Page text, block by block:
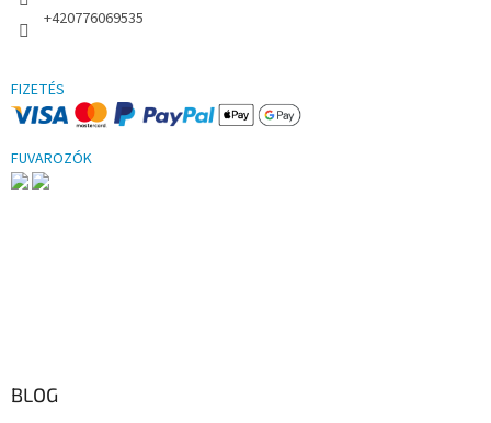
+420776069535
FIZETÉS
FUVAROZÓK
BLOG